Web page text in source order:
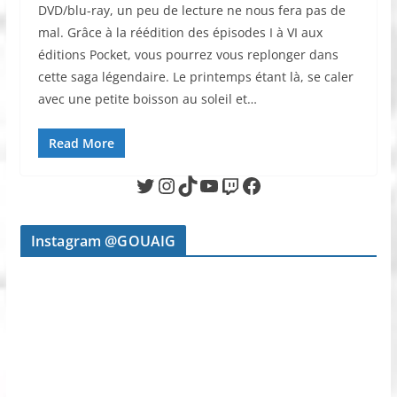
DVD/blu-ray, un peu de lecture ne nous fera pas de
mal. Grâce à la réédition des épisodes I à VI aux
éditions Pocket, vous pourrez vous replonger dans
cette saga légendaire. Le printemps étant là, se caler
avec une petite boisson au soleil et…
Read More
Twitter InstagramTikTok YouTube Twitch Facebook
Instagram @GOUAIG